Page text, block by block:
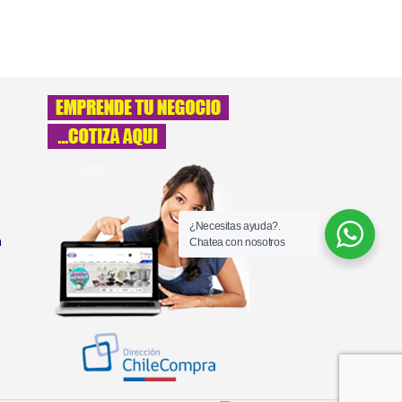
¿Necesitas ayuda?.
Chatea con nosotros